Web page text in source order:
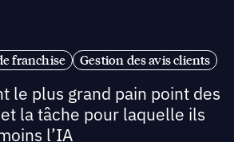
franchise
Gestion des avis clients
le plus grand pain point des
la tâche pour laquelle ils
l’IA